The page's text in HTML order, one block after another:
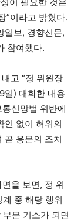
”이라고 밝혔다.
일보, 경향신문,
참여했다.
고 “정 위원장
일) 대화한 내용
신망법 위반에
인 없이 허위의
곧 응분의 조치
을 보면, 정 위
중 해당 행위
분 기소가 되면